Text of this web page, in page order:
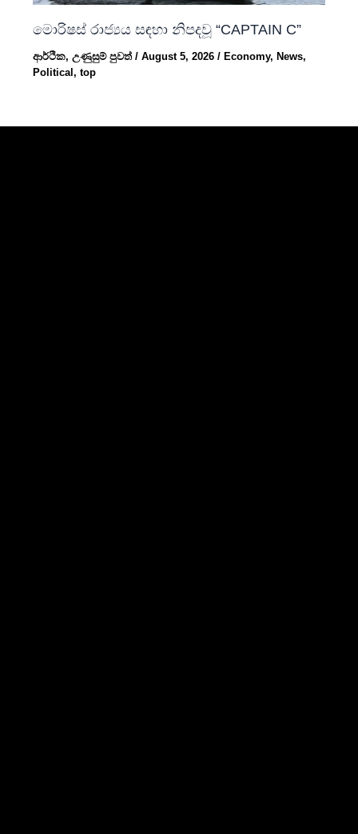
මොරිෂස් රාජ්‍යය සඳහා නිපදවූ “CAPTAIN C”
ආර්ථික,උණුසුම් පුවත්/August 5, 2026/Economy,News,
Political,top